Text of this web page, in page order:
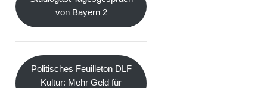
von Bayern 2
Politisches Feuilleton DLF
Kultur: Mehr Geld für